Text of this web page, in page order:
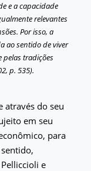
e a capacidade
relevantes
Por isso, a
ao sentido de viver
pelas tradições
p. 535).
através do seu
em seu
para
e